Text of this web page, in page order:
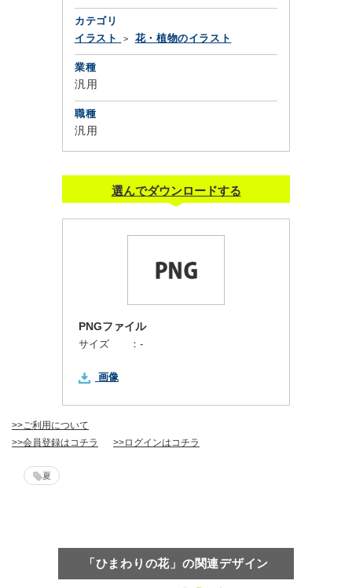
カテゴリ
イラスト
花・植物のイラスト
業種
汎用
職種
汎用
選んでダウンロードする
PNGファイル
サイズ ： -
画像
>>ご利用について
>>会員登録はコチラ
>>ログインはコチラ
夏
「ひまわりの花」の関連デザイン